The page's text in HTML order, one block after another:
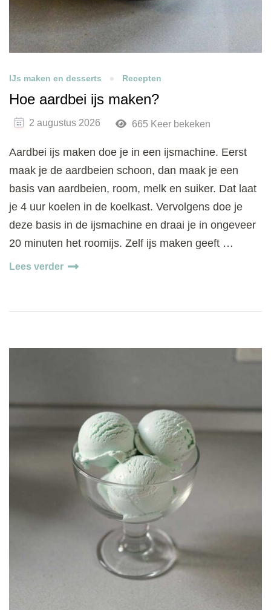
IJs maken en desserts Recepten
Hoe aardbei ijs maken?
2 augustus 2026 665 Keer bekeken
Aardbei ijs maken doe je in een ijsmachine. Eerst
maak je de aardbeien schoon, dan maak je een
basis van aardbeien, room, melk en suiker. Dat laat
je 4 uur koelen in de koelkast. Vervolgens doe je
deze basis in de ijsmachine en draai je in ongeveer
20 minuten het roomijs. Zelf ijs maken geeft …
Lees verder